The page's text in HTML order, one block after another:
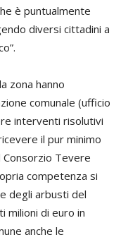
è puntualmente
diversi cittadini a
zona hanno
comunale (ufficio
interventi risolutivi
il pur minimo
Consorzio Tevere
competenza si
degli arbusti del
milioni di euro in
anche le